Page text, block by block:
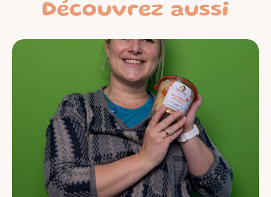
Découvrez aussi